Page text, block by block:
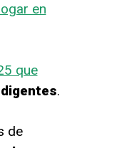
en
que
.
de